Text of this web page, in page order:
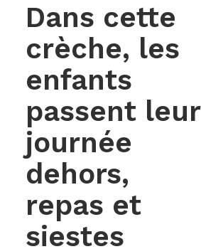
Dans cette
crèche, les
enfants
passent leur
journée
dehors,
repas et
siestes